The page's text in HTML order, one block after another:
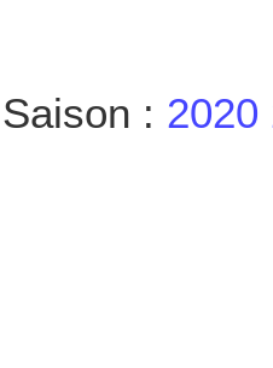
Saison : 2020